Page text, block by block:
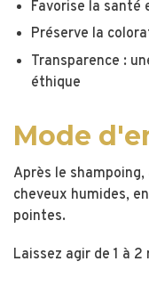
Favorise la santé
Préserve la
Transparence :
éthique
Mode
Après le
cheveux humides,
pointes.
Laissez agir de 1 à